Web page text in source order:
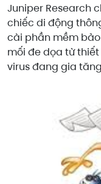
Juniper Research
chiếc di động
cài phần mềm
mối đe dọa từ
virus đang gia